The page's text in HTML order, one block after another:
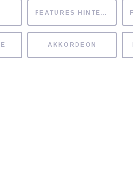
FEATURES HINTERGRUND
AKKORDEON